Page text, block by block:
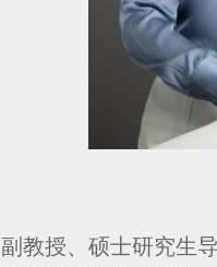
副教授、硕士研究生